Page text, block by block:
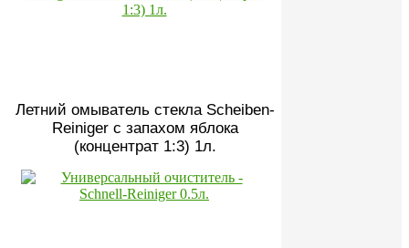
Летний омыватель стекла Scheiben-
Reiniger с запахом яблока
(концентрат 1:3) 1л.